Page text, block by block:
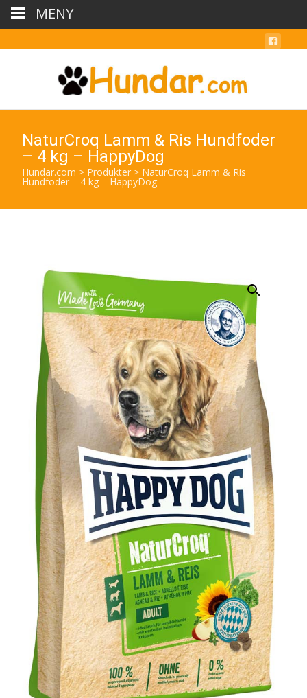
NaturCroq Lamm & Ris Hundfoder
– 4 kg – HappyDog
Hundar.com > Produkter > NaturCroq Lamm & Ris
Hundfoder – 4 kg – HappyDog
MENY